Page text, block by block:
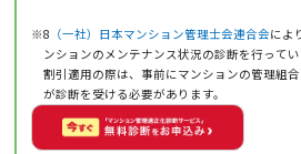
※8 （一社）日本マンション管理士会連合会によ
ンションのメンテナンス状況の診断を行ってい
割引適用の際は、事前にマンションの管理組合
が診断を受ける必要があります。